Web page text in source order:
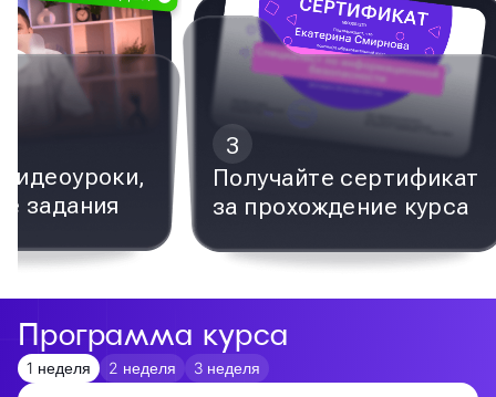
задания
3
Получайте сертификат
за прохождение курса
Программа курса
1 неделя 2 неделя 3 неделя